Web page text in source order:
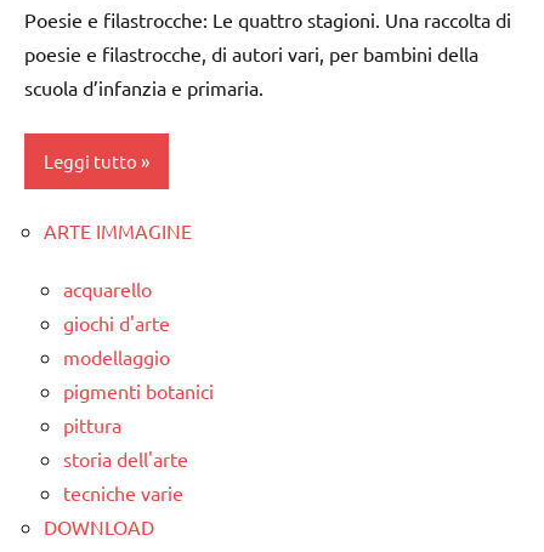
/ anno e
dettati
Estate
TUTTI GLI
ARGOMENTI
PER ETA'
TUTTI GLI
ARTICOLI
classe
2a
3a
classe
5a
dettati
/ anno e
stagioni
dettati /
tempo
atmosferico
dettati
Poesie e filastrocche: Le quattro stagioni. Una raccolta di
poesie e filastrocche, di autori vari, per bambini della
scuola d’infanzia e primaria.
Leggi tutto
classi
3 ai
6
anni
LINGUAGGIO
poesie
/
ARTE IMMAGINE
acquarello
giochi d'arte
modellaggio
pigmenti botanici
pittura
storia dell'arte
tecniche varie
DOWNLOAD